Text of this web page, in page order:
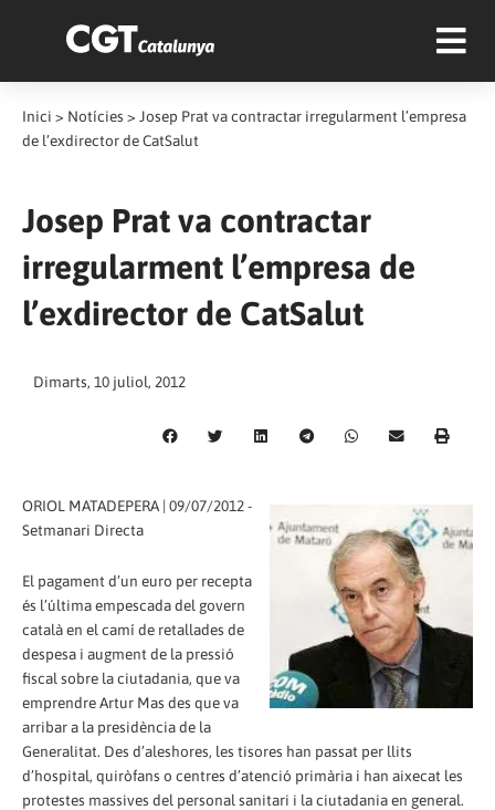
Inici > Notícies > Josep Prat va contractar irregularment l’empresa
de l’exdirector de CatSalut
Josep Prat va contractar
irregularment l’empresa de
l’exdirector de CatSalut
Dimarts, 10 juliol, 2012
ORIOL MATADEPERA | 09/07/2012 -
Setmanari Directa
El pagament d’un euro per recepta
és l’última empescada del govern
català en el camí de retallades de
despesa i augment de la pressió
fiscal sobre la ciutadania, que va
emprendre Artur Mas des que va
arribar a la presidència de la
Generalitat. Des d’aleshores, les tisores han passat per llits
d’hospital, quiròfans o centres d’atenció primària i han aixecat les
protestes massives del personal sanitari i la ciutadania en general.